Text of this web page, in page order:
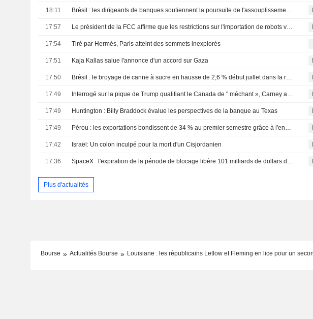
18:11 Brésil : les dirigeants de banques soutiennent la poursuite de l'assouplissement monétaire après une quatrième baisse consécutive des taux
17:57 Le président de la FCC affirme que les restrictions sur l'importation de robots visent à stimuler la production américaine
17:54 Tiré par Hermès, Paris atteint des sommets inexplorés
17:51 Kaja Kallas salue l'annonce d'un accord sur Gaza
17:50 Brésil : le broyage de canne à sucre en hausse de 2,6 % début juillet dans la région centre-sud
17:49 Interrogé sur la pique de Trump qualifiant le Canada de " méchant », Carney affirme défendre les travailleurs
17:49 Huntington : Billy Braddock évalue les perspectives de la banque au Texas
17:49 Pérou : les exportations bondissent de 34 % au premier semestre grâce à l'envolée du secteur minier
17:42 Israël: Un colon inculpé pour la mort d'un Cisjordanien
17:36 SpaceX : l'expiration de la période de blocage libère 101 milliards de dollars d'actions
Plus d'actualités
Bourse Actualités Bourse Louisiane : les républicains Letlow et Fleming en lice pour un